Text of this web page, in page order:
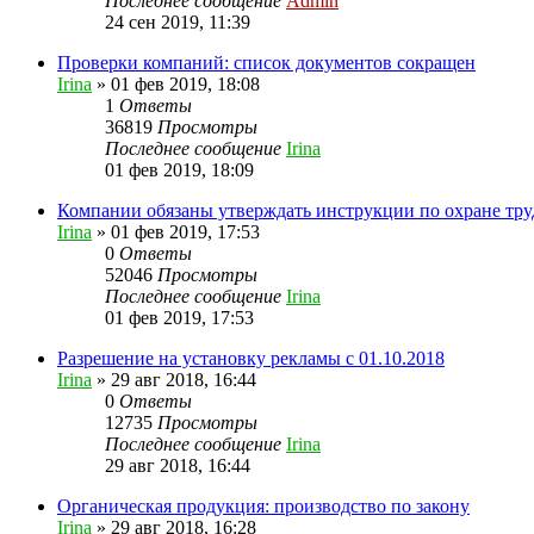
24 сен 2019, 11:39
Проверки компаний: список документов сокращен
Irina » 01 фев 2019, 18:08
1 Ответы
36819 Просмотры
Последнее сообщение Irina
01 фев 2019, 18:09
Компании обязаны утверждать инструкции по охране
Irina » 01 фев 2019, 17:53
0 Ответы
52046 Просмотры
Последнее сообщение Irina
01 фев 2019, 17:53
Разрешение на установку рекламы c 01.10.2018
Irina » 29 авг 2018, 16:44
0 Ответы
12735 Просмотры
Последнее сообщение Irina
29 авг 2018, 16:44
Органическая продукция: производство по закону
Irina » 29 авг 2018, 16:28